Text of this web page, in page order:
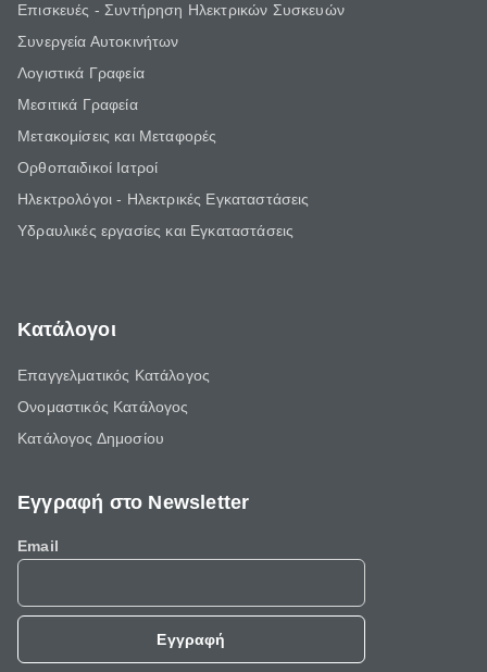
Επισκευές - Συντήρηση Ηλεκτρικών Συσκευών
Συνεργεία Αυτοκινήτων
Λογιστικά Γραφεία
Μεσιτικά Γραφεία
Μετακομίσεις και Μεταφορές
Ορθοπαιδικοί Ιατροί
Ηλεκτρολόγοι - Ηλεκτρικές Εγκαταστάσεις
Υδραυλικές εργασίες και Εγκαταστάσεις
Κατάλογοι
Επαγγελματικός Κατάλογος
Ονομαστικός Κατάλογος
Κατάλογος Δημοσίου
Εγγραφή στο Newsletter
Email
Εγγραφή